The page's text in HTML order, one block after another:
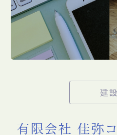
建設
有限会社 佳弥